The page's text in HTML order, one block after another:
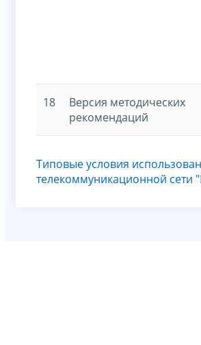
18
Версия методических
рекомендаций
Типовые условия
телекоммуникационной сети